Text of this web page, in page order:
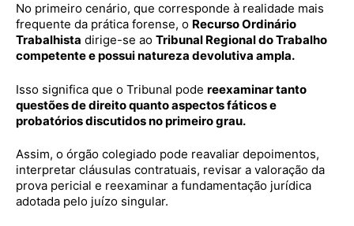
No primeiro cenário, que corresponde à realidade mais
frequente da prática forense, o Recurso Ordinário
Trabalhista dirige-se ao Tribunal Regional do Trabalho
competente e possui natureza devolutiva ampla.
Isso significa que o Tribunal pode reexaminar tanto
questões de direito quanto aspectos fáticos e
probatórios discutidos no primeiro grau.
Assim, o órgão colegiado pode reavaliar depoimentos,
interpretar cláusulas contratuais, revisar a valoração da
prova pericial e reexaminar a fundamentação jurídica
adotada pelo juízo singular.